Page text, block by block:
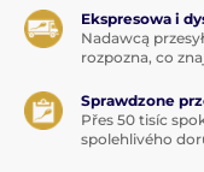
Ekspresowa i
Nadawcą
rozpozna, co
Sprawdzone
Přes 50 tisíc
spolehlivého